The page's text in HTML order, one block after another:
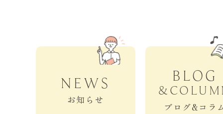
NEWS
お知らせ
BLOG
ブログ&コラ